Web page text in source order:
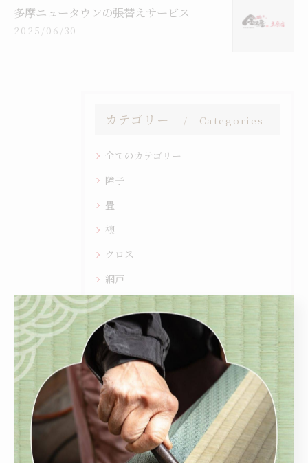
多摩ニュータウンの張替えサービス
2025/06/30
カテゴリー Categories
全てのカテゴリー
障子
畳
襖
クロス
網戸
その他
新着情報
最近の投稿
Recent
Posts